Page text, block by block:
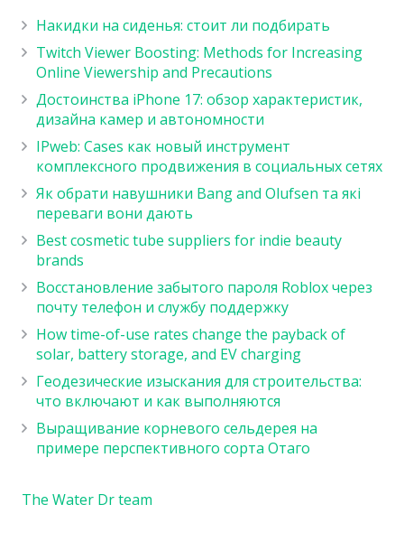
Накидки на сиденья: стоит ли подбирать
Twitch Viewer Boosting: Methods for Increasing
Online Viewership and Precautions
Достоинства iPhone 17: обзор характеристик,
дизайна камер и автономности
IPweb: Cases как новый инструмент
комплексного продвижения в социальных сетях
Як обрати навушники Bang and Olufsen та які
переваги вони дають
Best cosmetic tube suppliers for indie beauty
brands
Восстановление забытого пароля Roblox через
почту телефон и службу поддержку
How time-of-use rates change the payback of
solar, battery storage, and EV charging
Геодезические изыскания для строительства:
что включают и как выполняются
Выращивание корневого сельдерея на
примере перспективного сорта Отаго
The Water Dr team